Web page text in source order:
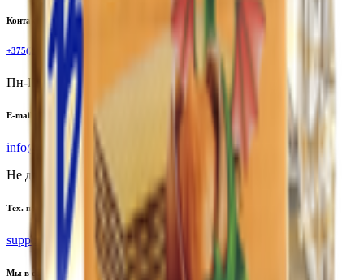
Контактный телефон
+375(29)6875999
Пн-Пт: 8:00 - 17:00
E-mail
info@yoda.by
Не для электронных обращений
Тех. поддержка
support@yoda.by
Мы в соцсетях